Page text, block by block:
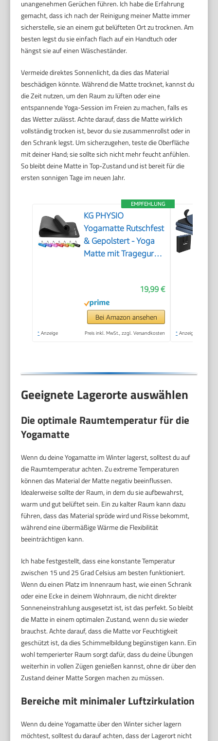
unangenehmen Gerüchen führen. Ich habe die Erfahrung
gemacht, dass ich nach der Reinigung meiner Matte immer
sicherstelle, sie an einem gut belüfteten Ort zu trocknen. Am
besten legst du sie einfach flach auf ein Handtuch oder
hängst sie auf einen Wäscheständer.
Vermeide direktes Sonnenlicht, da dies das Material
beschädigen könnte. Während die Matte trocknet, kannst du
die Zeit nutzen, um den Raum zu lüften oder eine
entspannende Yoga-Session im Freien zu machen, falls es
das Wetter zulässt. Achte darauf, dass die Matte wirklich
vollständig trocken ist, bevor du sie zusammenrollst oder in
den Schrank legst. Um sicherzugehen, teste die Oberfläche
mit deiner Hand; sie sollte sich nicht mehr feucht anfühlen.
So bleibt deine Matte in Top-Zustand und ist bereit für die
ersten sonnigen Tage im neuen Jahr.
EMPFEHLUNG
KG PHYSIO
Yogamatte Rutschfest
& Gepolstert - Yoga
Matte mit Tragegurt,
Gymnastikmatte, Gym
Matte, Pilates Matte,
Fitness Matte,
19,99 €
Bei Amazon ansehen
* Anzeige Preis inkl. MwSt., zzgl. Versandkosten * Anzeige
Geeignete Lagerorte auswählen
Die optimale Raumtemperatur für die
Yogamatte
Wenn du deine Yogamatte im Winter lagerst, solltest du auf
die Raumtemperatur achten. Zu extreme Temperaturen
können das Material der Matte negativ beeinflussen.
Idealerweise sollte der Raum, in dem du sie aufbewahrst,
warm und gut belüftet sein. Ein zu kalter Raum kann dazu
führen, dass das Material spröde wird und Risse bekommt,
während eine übermäßige Wärme die Flexibilität
beeinträchtigen kann.
Ich habe festgestellt, dass eine konstante Temperatur
zwischen 15 und 25 Grad Celsius am besten funktioniert.
Wenn du einen Platz im Innenraum hast, wie einen Schrank
oder eine Ecke in deinem Wohnraum, die nicht direkter
Sonneneinstrahlung ausgesetzt ist, ist das perfekt. So bleibt
die Matte in einem optimalen Zustand, wenn du sie wieder
brauchst. Achte darauf, dass die Matte vor Feuchtigkeit
geschützt ist, da dies Schimmelbildung begünstigen kann. Ein
wohl temperierter Raum sorgt dafür, dass du deine Übungen
weiterhin in vollen Zügen genießen kannst, ohne dir über den
Zustand deiner Matte Sorgen machen zu müssen.
Bereiche mit minimaler Luftzirkulation
Wenn du deine Yogamatte über den Winter sicher lagern
möchtest, solltest du darauf achten, dass der Lagerort nicht